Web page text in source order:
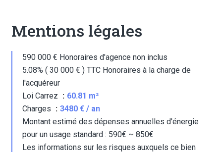
Mentions légales
590 000 € Honoraires d'agence non inclus
5.08% ( 30 000 € ) TTC Honoraires à la charge de
l'acquéreur
Loi Carrez
60.81 m²
Charges
3480 € / an
Montant estimé des dépenses annuelles d'énergie
pour un usage standard : 590€ ~ 850€
Les informations sur les risques auxquels ce bien